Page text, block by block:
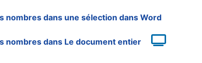
nombres dans une sélection dans Word
nombres dans Le document entier